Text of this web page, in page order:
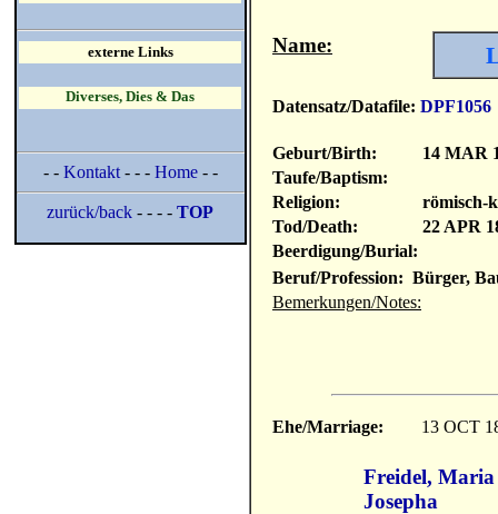
Name:
Datensatz/Datafile: DPF1056
Geburt/Birth:
14 MAR
Taufe/Baptism:
Religion:
römisch-
Tod/Death:
22 APR
Beerdigung/Burial:
Beruf/Profession: Bürger,
Bemerkungen/Notes:
Ehe/Marriage: 13 OCT
Freidel, Maria
Josepha
externe Links
Diverses, Dies & Das
- - Kontakt- - - Home- -
zurück/back - - - -TOP